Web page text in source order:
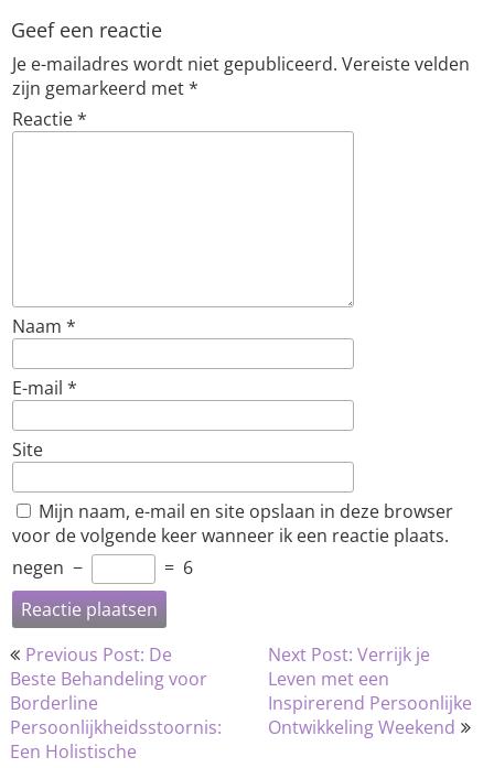
Geef een reactie
Je e-mailadres wordt niet gepubliceerd. Vereiste velden
zijn gemarkeerd met*
Reactie*
Naam *
E-mail *
Site
Mijn naam, e-mail en site opslaan in deze browser
voor de volgende keer wanneer ik een reactie plaats.
negen − = 6
Bericht
navigatie
Previous Post: De
Beste Behandeling voor
Borderline
Persoonlijkheidsstoornis:
Een Holistische
Next Post: Verrijk je
Leven met een
Inspirerend Persoonlijke
Ontwikkeling Weekend